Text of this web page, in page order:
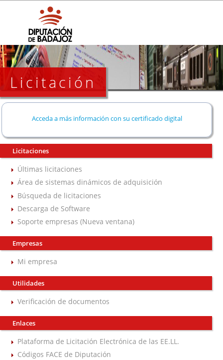
Licitación
Acceda a más información con su certificado digital
Licitaciones
Últimas licitaciones
Área de sistemas dinámicos de adquisición
Búsqueda de licitaciones
Descarga de Software
Soporte empresas (Nueva ventana)
Empresas
Mi empresa
Utilidades
Verificación de documentos
Enlaces
Plataforma de Licitación Electrónica de las EE.LL.
Códigos FACE de Diputación